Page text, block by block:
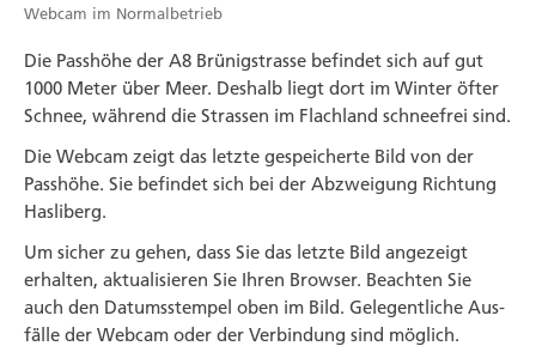
Webcam im Normalbetrieb
Die Pass­höhe der A8 Brünig­strasse befindet sich auf gut
1000 Meter über Meer. Deshalb liegt dort im Winter öfter
Schnee, während die Strassen im Flach­land schnee­frei sind.
Die Webcam zeigt das letzte gespeicherte Bild von der
Pass­höhe. Sie befindet sich bei der Abzweigung Richtung
Hasliberg.
Um sicher zu gehen, dass Sie das letzte Bild angezeigt
erhalten, aktualisieren Sie Ihren Browser. Beachten Sie
auch den Datums­stempel oben im Bild. Gelegentliche Aus­
fälle der Webcam oder der Ver­bindung sind möglich.